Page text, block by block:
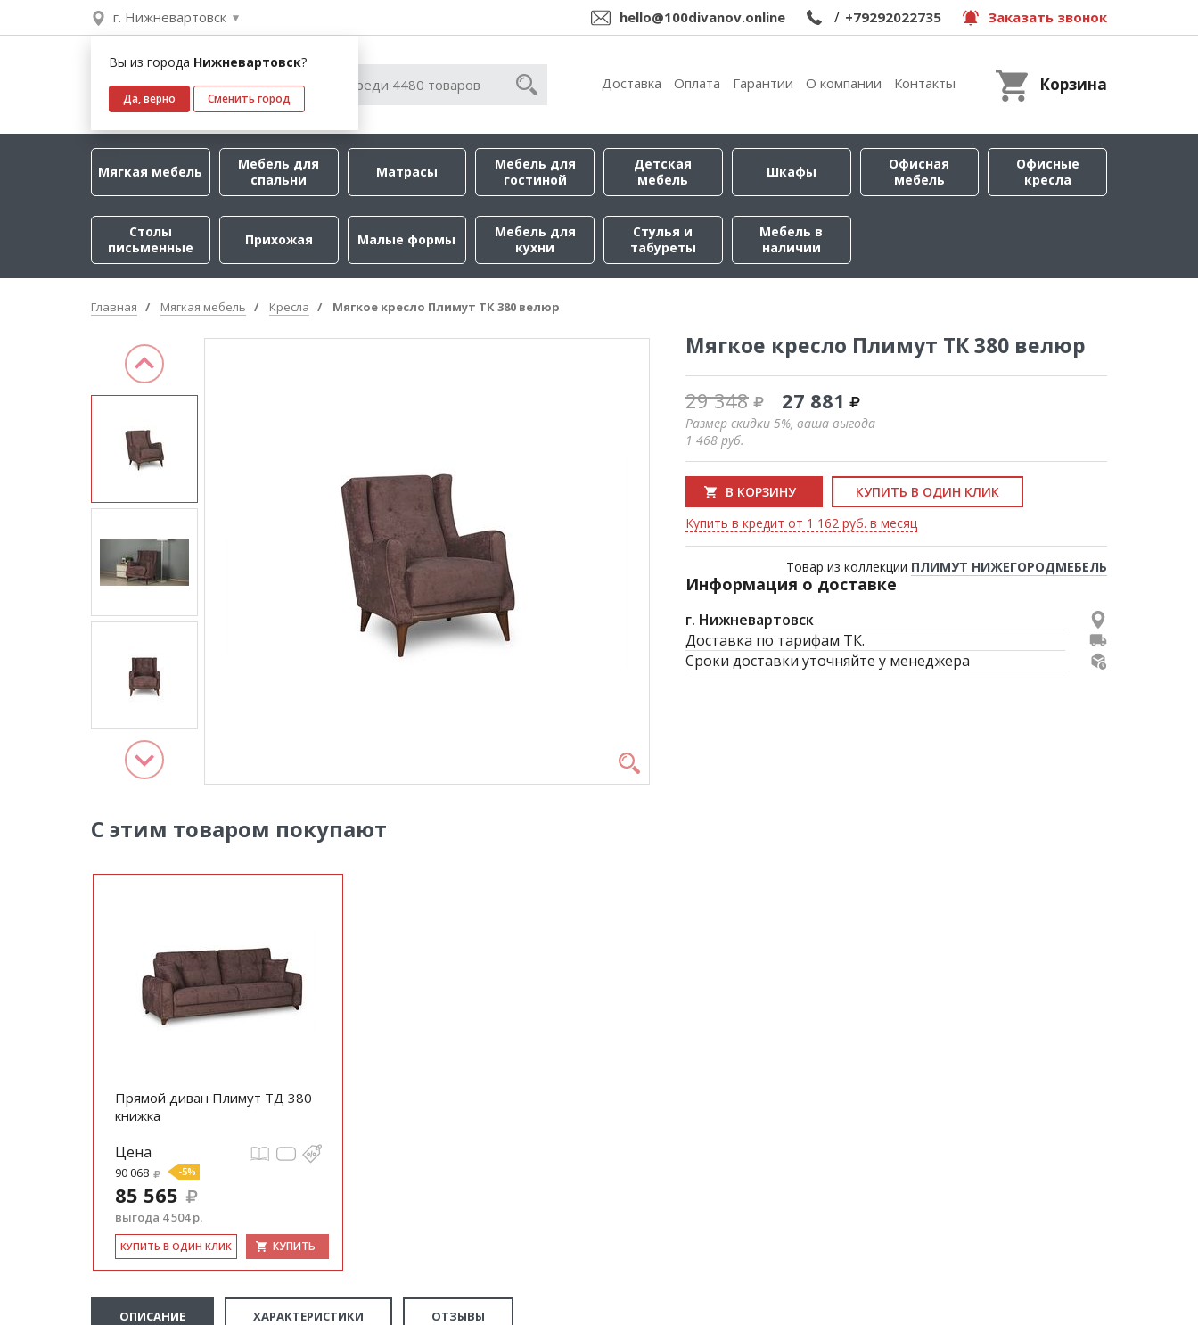
г. Нижневартовск
Вы из города Нижневартовск?
Да, верно Сменить город
hello@100divanov.online / +79292022735 Заказать звонок
Доставка Оплата Гарантии О компании Контакты Корзина
Мягкая мебель
Мебель для
спальни
Матрасы
Мебель для
гостиной
Детская
мебель
Шкафы
Офисная
мебель
Офисные
кресла
Столы
письменные
Прихожая Малые формы
Мебель для
кухни
Стулья и
табуреты
Мебель в
наличии
Главная Мягкая мебель Кресла Мягкое кресло Плимут ТК 380 велюр
Мягкое кресло Плимут ТК 380 велюр
29 348 27 881
Размер скидки 5%, ваша выгода
1 468 руб.
В КОРЗИНУ
КУПИТЬ В ОДИН КЛИК
Купить в кредит от 1 162 руб. в месяц
Товар из коллекции ПЛИМУТ НИЖЕГОРОДМЕБЕЛЬ
Информация о доставке
г. Нижневартовск
Доставка по тарифам ТК.
Сроки доставки уточняйте у менеджера
С этим товаром покупают
Прямой диван Плимут ТД 380
книжка
Цена
90 068 -5%
85 565
выгода 4 504 р.
КУ­ПИТЬ В ОДИН КЛИК КУПИТЬ
ОПИСАНИЕ ХАРАКТЕРИСТИКИ ОТЗЫВЫ